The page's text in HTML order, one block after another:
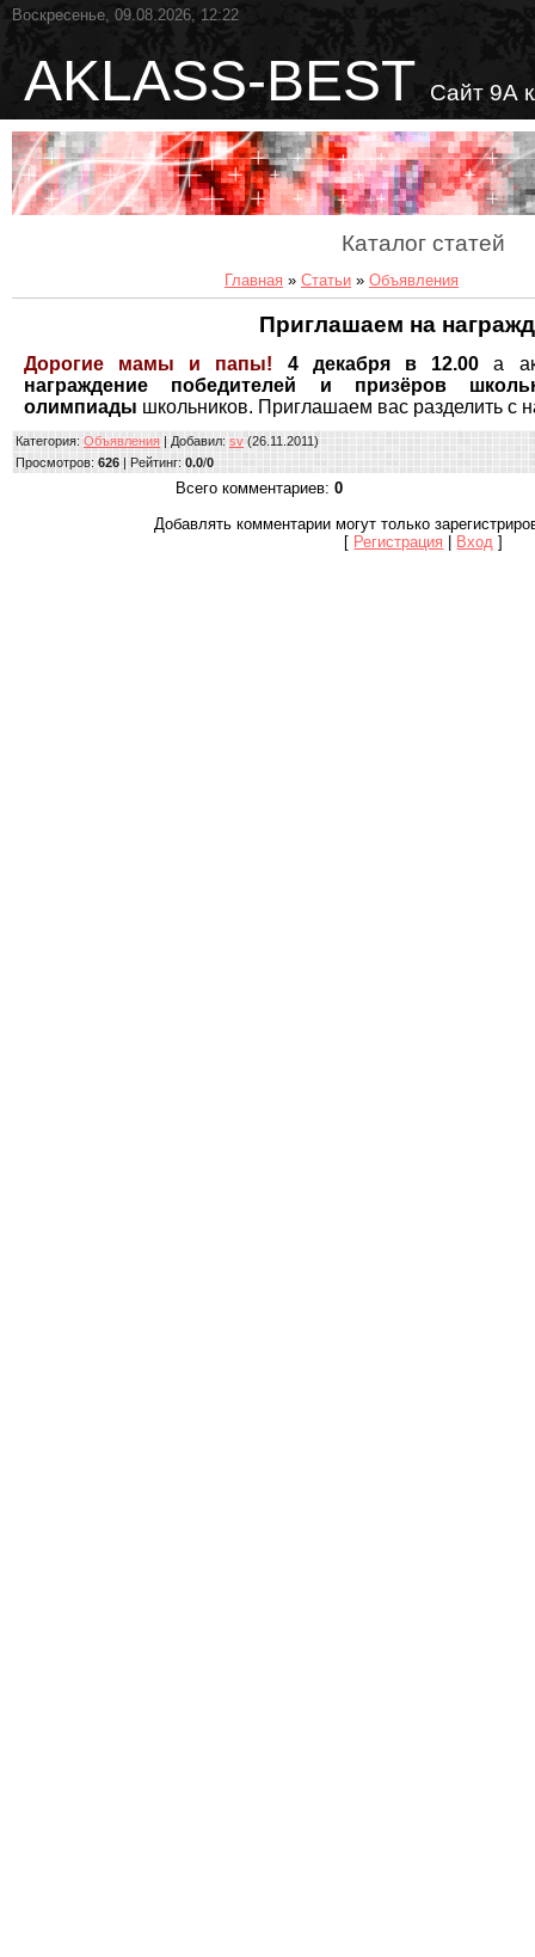
Воскресенье, 09.08.2026, 12:22
AKLASS-BEST Сайт 9А
Каталог статей
Главная » Статьи » Объявления
Приглашаем на
Дорогие мамы и папы! 4 декабря в 12.00а
награждение победителей и призёров
олимпиады школьников. Приглашаем вас разделить с
Категория: Объявления Добавил: sv (26.11.2011)
Просмотров: 626 Рейтинг: 0.0/0
Всего комментариев: 0
Добавлять комментарии могут только
[ Регистрация Вход ]